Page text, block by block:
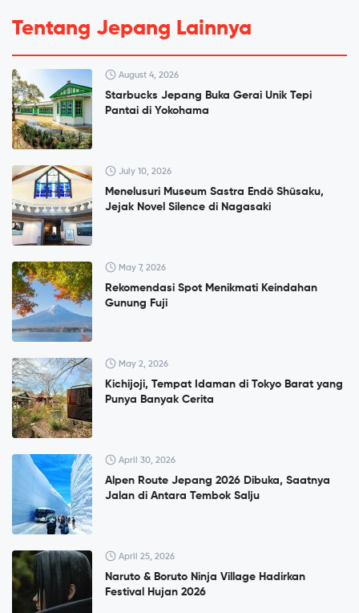
Tentang Jepang Lainnya
August 4, 2026
Starbucks Jepang Buka Gerai Unik Tepi
Pantai di Yokohama
July 10, 2026
Menelusuri Museum Sastra Endō Shūsaku,
Jejak Novel Silence di Nagasaki
May 7, 2026
Rekomendasi Spot Menikmati Keindahan
Gunung Fuji
May 2, 2026
Kichijoji, Tempat Idaman di Tokyo Barat yang
Punya Banyak Cerita
April 30, 2026
Alpen Route Jepang 2026 Dibuka, Saatnya
Jalan di Antara Tembok Salju
April 25, 2026
Naruto & Boruto Ninja Village Hadirkan
Festival Hujan 2026